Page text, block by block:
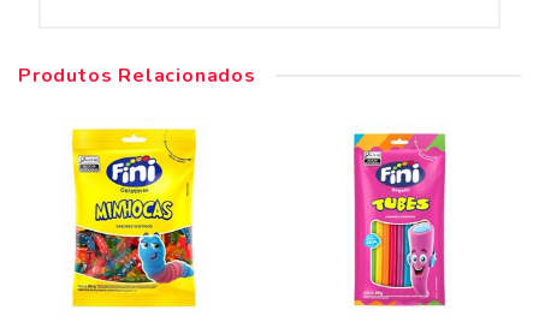
Produtos Relacionados